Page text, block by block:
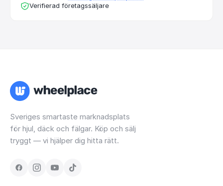
Verifierad företagssäljare
Sveriges smartaste marknadsplats
för hjul, däck och fälgar. Köp och sälj
tryggt — vi hjälper dig hitta rätt.